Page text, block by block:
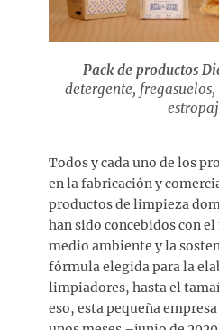
Pack de productos
detergente,
Todos y cada uno de los
en la fabricación y
productos de limpieza
han sido concebidos con
medio ambiente y la
fórmula elegida para la
limpiadores, hasta el
eso, esta pequeña